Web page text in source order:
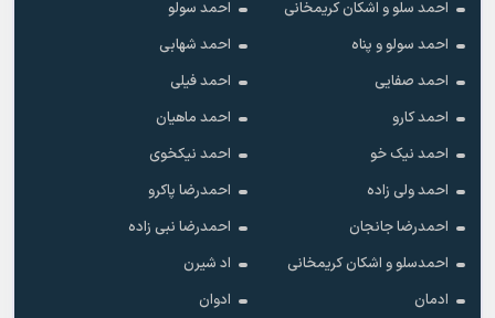
احمد سلو و اشکان کریمخانی
احمد سولو
احمد سولو و پناه
احمد شهابی
احمد صفایی
احمد فیلی
احمد کارو
احمد ماهیان
احمد نیک خو
احمد نیکخوی
احمد ولی زاده
احمدرضا پاکرو
احمدرضا جانجان
احمدرضا نبی زاده
احمدسلو و اشکان کریمخانی
اد شیرن
ادمان
ادوان